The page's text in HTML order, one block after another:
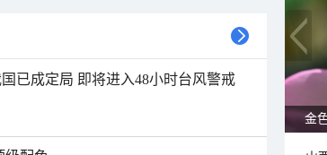
已成定局 即将进入48小时台风警戒
金